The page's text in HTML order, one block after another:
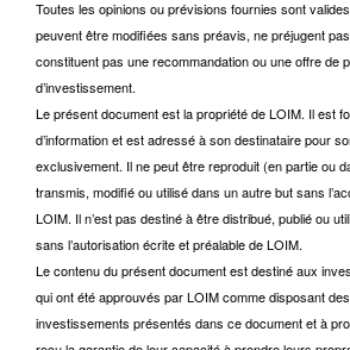
Toutes les opinions ou prévisions fournies sont
peuvent être modifiées sans préavis, ne préjugent
constituent pas une recommandation ou une offre de
d’investissement.
Le présent document est la propriété de LOIM. Il est
d’information et est adressé à son destinataire pour
exclusivement. Il ne peut être reproduit (en partie ou
transmis, modifié ou utilisé dans un autre but sans
LOIM. Il n’est pas destiné à être distribué, publié ou
sans l’autorisation écrite et préalable de LOIM.
Le contenu du présent document est destiné aux
qui ont été approuvés par LOIM comme disposant
investissements présentés dans ce document et à